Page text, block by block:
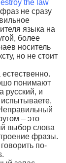
the law
не сразу
языка на
более
носитель
но не стоит
понимают
русский, и
– это
выбор слова
фразы.
по-